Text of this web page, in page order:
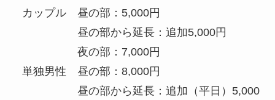
カップル 昼の部：5,000円
昼の部から延長：追加5,000円
夜の部：7,000円
単独男性 昼の部：8,000円
昼の部から延長：追加（平日）5,000